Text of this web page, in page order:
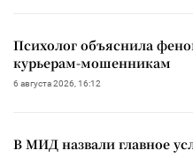
Психолог объяснила
курьерам-мошенникам
6 августа 2026, 16:12
В МИД назвали главное